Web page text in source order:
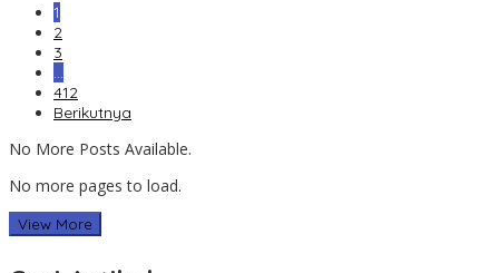
1
2
3
…
412
Berikutnya
No More Posts Available.
No more pages to load.
View More